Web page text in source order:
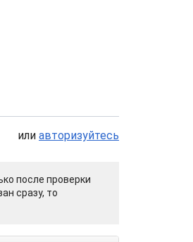
или авторизуйтесь
после проверки
сразу, то